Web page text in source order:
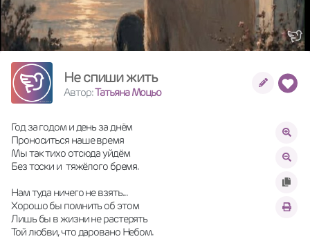
Не спиши жить
Автор:Татьяна Моцьо
Год за годом и день за днём
Проноситься наше время
Мы так тихо отсюда уйдём
Без тоски и  тяжёлого бремя.
Нам туда ничего не взять...
Хорошо бы помнить об этом
Лишь бы в жизни не растерять
Той любви, что даровано Небом.